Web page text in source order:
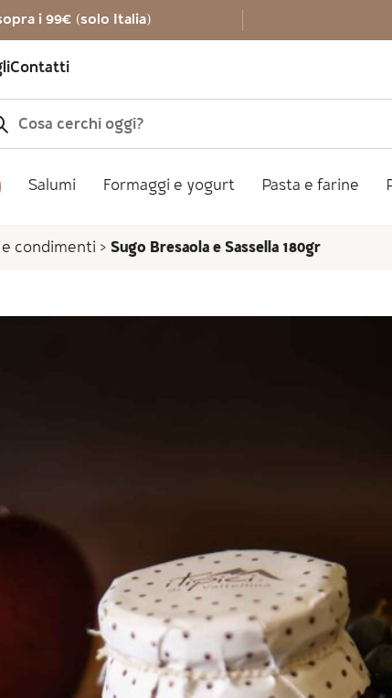
i 99€ (solo Italia)
Contatti
Salumi Formaggi e yogurt Pasta e farine
e condimenti > Sugo Bresaola e Sassella 180gr